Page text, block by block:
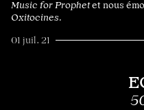
Music for Prophetet nous
Oxitocines.
01 juil. 21